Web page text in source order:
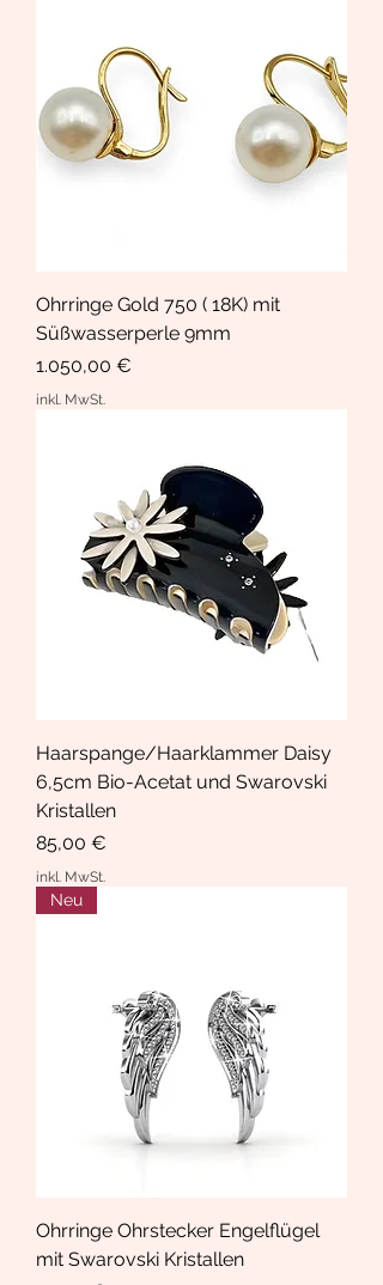
Ohrringe Gold 750 ( 18K) mit
Süßwasserperle 9mm
Preis
1.050,00 €
inkl. MwSt.
Haarspange/Haarklammer Daisy
6,5cm Bio-Acetat und Swarovski
Kristallen
Preis
85,00 €
inkl. MwSt.
Neu
Ohrringe Ohrstecker Engelflügel
mit Swarovski Kristallen